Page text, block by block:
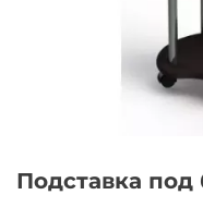
Подставка под